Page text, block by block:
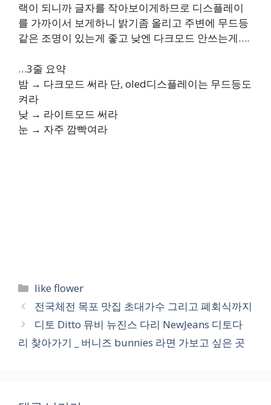
랙이 되니까 글자를 작아보이게하므로 디스플레이
를 가까이서 보게하니 밝기좀 올리고 주변에 무드등
같은 조명이 있는게 좋고 낮엔 다크모드 안쓰는게….
…3줄 요약
밤 → 다크모드 써라 단, oled디스플레이는 무드등도
켜라
낮 → 라이트모드 써라
눈 → 자주 깜빡여라
카
테
고
리
like flower
전국체전 목포 맛집 초대가수 그리고 폐회식까지
디토 Ditto 뮤비 뉴진스 다리 NewJeans 디토다
리 찾아가기 _ 버니즈 bunnies 라면 가보고 싶은 곳